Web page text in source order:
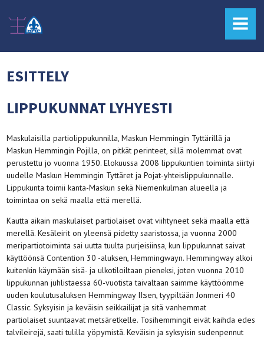
MENU
ESITTELY
LIPPUKUNNAT LYHYESTI
Maskulaisilla partiolippukunnilla, Maskun Hemmingin Tyttärillä ja
Maskun Hemmingin Pojilla, on pitkät perinteet, sillä molemmat ovat
perustettu jo vuonna 1950. Elokuussa 2008 lippukuntien toiminta siirtyi
uudelle Maskun Hemmingin Tyttäret ja Pojat-yhteislippukunnalle.
Lippukunta toimii kanta-Maskun sekä Niemenkulman alueella ja
toimintaa on sekä maalla että merellä.
Kautta aikain maskulaiset partiolaiset ovat viihtyneet sekä maalla että
merellä. Kesäleirit on yleensä pidetty saaristossa, ja vuonna 2000
meripartiotoiminta sai uutta tuulta purjeisiinsa, kun lippukunnat saivat
käyttöönsä Contention 30 -aluksen, Hemmingwayn. Hemmingway alkoi
kuitenkin käymään sisä- ja ulkotiloiltaan pieneksi, joten vuonna 2010
lippukunnan juhlistaessa 60-vuotista taivaltaan saimme käyttöömme
uuden koulutusaluksen Hemmingway II:sen, tyypiltään Jonmeri 40
Classic. Syksyisin ja keväisin seikkailijat ja sitä vanhemmat
partiolaiset suuntaavat metsäretkelle. Tosihemmingit eivät kaihda edes
talvileirejä, saati tulilla yöpymistä. Keväisin ja syksyisin sudenpennut